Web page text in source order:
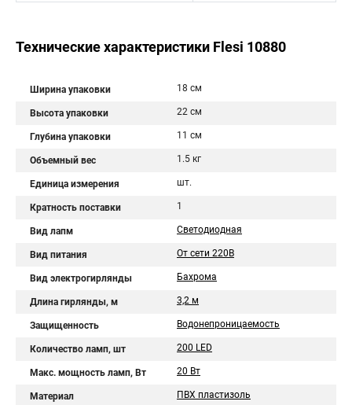
Технические характеристики Flesi 10880
Ширина упаковки 18 см
Высота упаковки 22 см
Глубина упаковки 11 см
Объемный вес 1.5 кг
Единица измерения шт.
Кратность поставки 1
Вид лапм Светодиодная
Вид питания От сети 220В
Вид электрогирлянды Бахрома
Длина гирлянды, м 3,2 м
Защищенность Водонепроницаемость
Количество ламп, шт 200 LED
Макс. мощность ламп, Вт 20 Вт
Материал ПВХ пластизоль